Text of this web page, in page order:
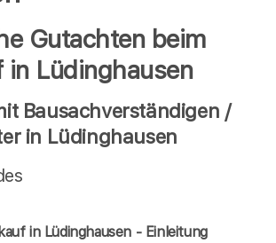
Gutachten beim
in Lüdinghausen
Bausachverständigen /
in Lüdinghausen
in Lüdinghausen - Einleitung